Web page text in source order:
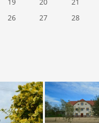
26 27 28